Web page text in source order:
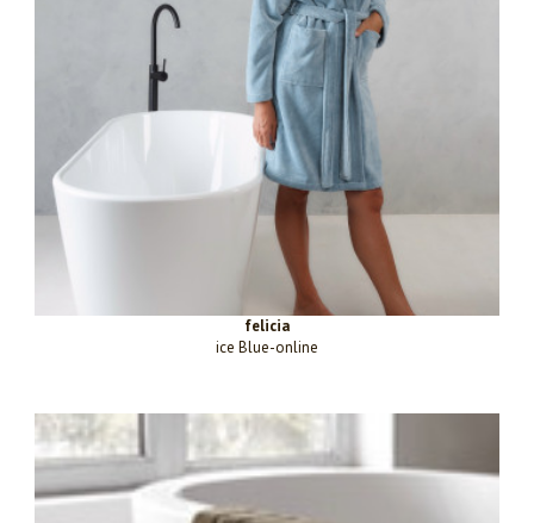
felicia
ice Blue-online